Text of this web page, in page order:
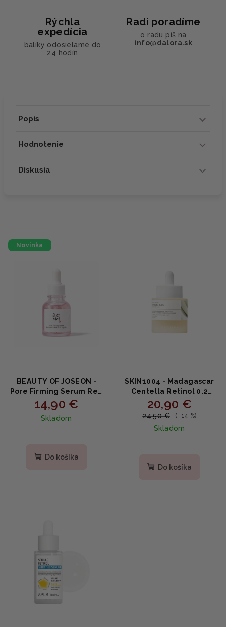
Rýchla
expedícia
balíky odosielame do
24 hodín
Radi poradíme
o radu píš na
info@dalora.sk
Popis
Hodnotenie
Diskusia
Novinka
BEAUTY OF JOSEON -
Pore Firming Serum Red
Bean PDRN + Peptide -
Spevňujúce sérum na
póry s PDRN z červenej
14,90 €
Skladom
Do košíka
SKIN1004 - Madagascar
Centella Retinol 0.2
Boosting Shot Ampoule -
Regeneračné sérum s
0,2 % retinolom a
centellou 30ml
20,90 €
24,50 € (–14 %)
Skladom
Do košíka